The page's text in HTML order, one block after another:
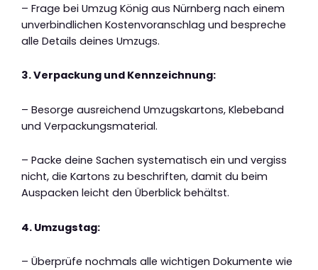
– Frage bei Umzug König aus Nürnberg nach einem
unverbindlichen Kostenvoranschlag und bespreche
alle Details deines Umzugs.
3. Verpackung und Kennzeichnung:
– Besorge ausreichend Umzugskartons, Klebeband
und Verpackungsmaterial.
– Packe deine Sachen systematisch ein und vergiss
nicht, die Kartons zu beschriften, damit du beim
Auspacken leicht den Überblick behältst.
4. Umzugstag:
– Überprüfe nochmals alle wichtigen Dokumente wie